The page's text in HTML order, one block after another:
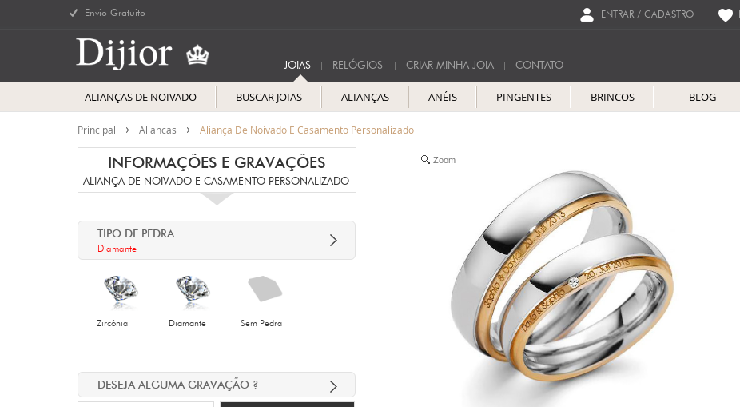
Envio Gratuito ENTRAR / CADASTRO
JOIAS RELÓGIOS CRIAR MINHA JOIA CONTATO
ALIANÇAS DE NOIVADO BUSCAR JOIAS ALIANÇAS ANÉIS PINGENTES BRINCOS BLOG
Principal Aliancas Aliança De Noivado E Casamento Personalizado
Zoom
INFORMAÇÕES E GRAVAÇÕES
ALIANÇA DE NOIVADO E CASAMENTO PERSONALIZADO
TIPO DE PEDRA
Diamante
Zircônia Diamante Sem Pedra
DESEJA ALGUMA GRAVAÇÃO ?